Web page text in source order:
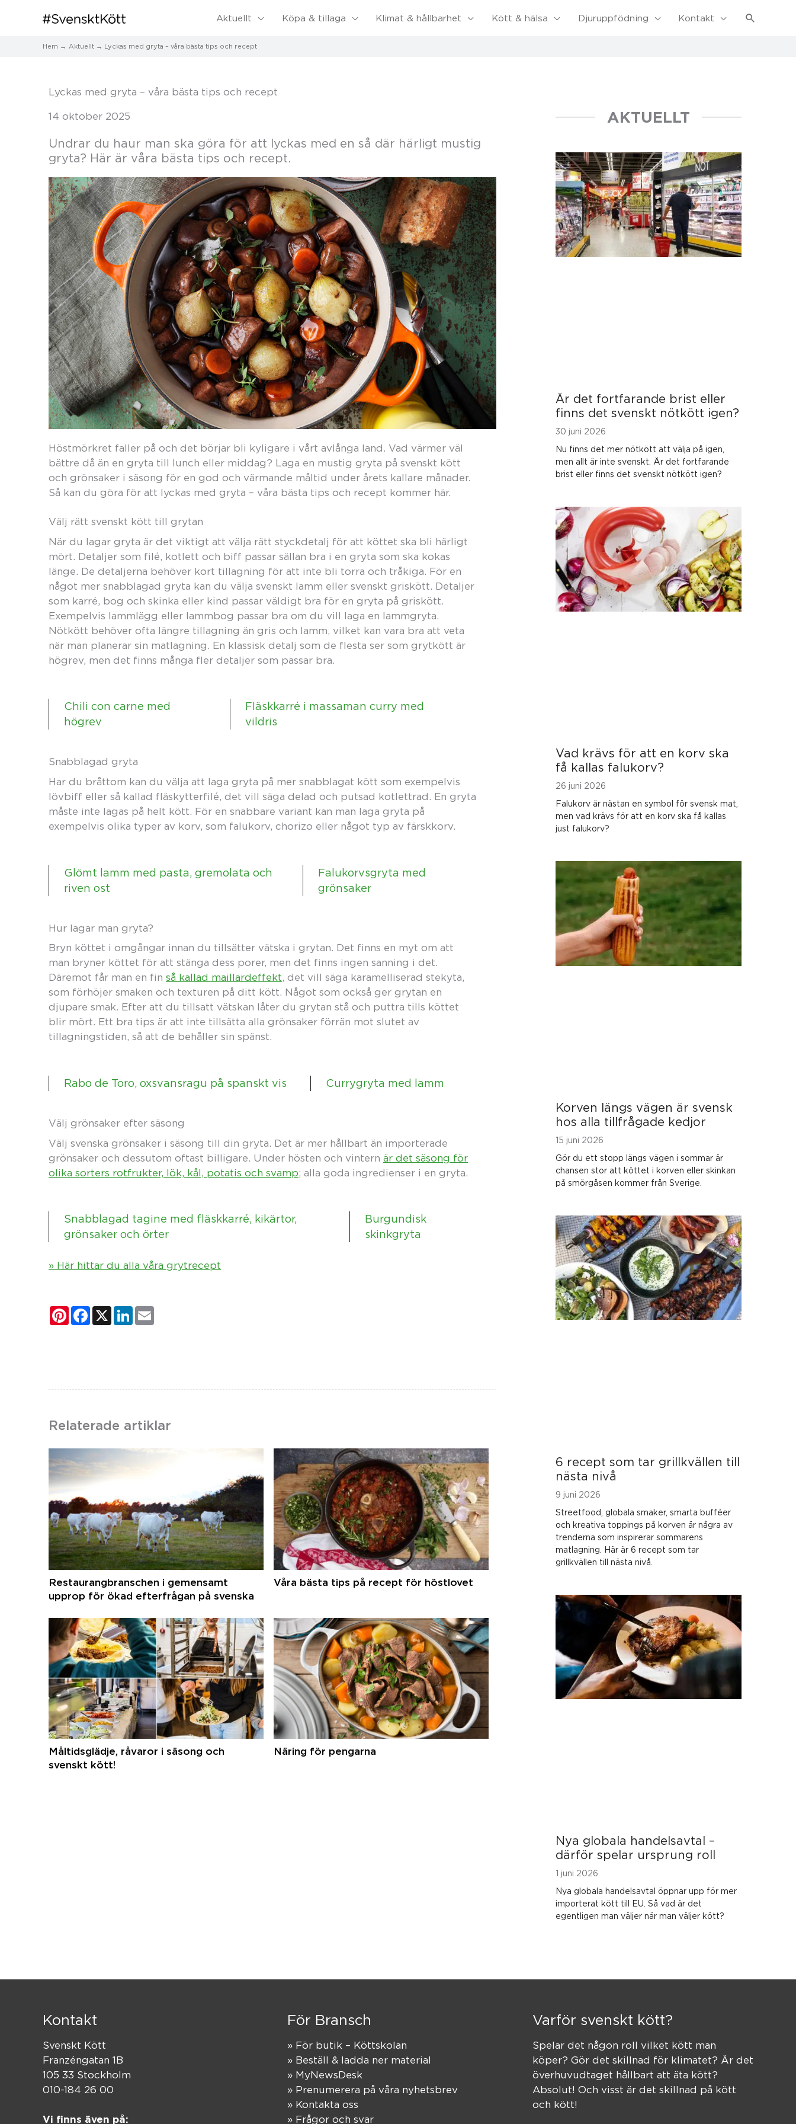
Aktuellt Köpa & tillaga Klimat & hållbarhet Kött & hälsa Djuruppfödning Kontakt Sök
Hem Aktuellt Lyckas med gryta – våra bästa tips och recept
Lyckas med gryta – våra bästa tips och recept
14 oktober 2025
Undrar du haur man ska göra för att lyckas med en så där härligt mustig
gryta? Här är våra bästa tips och recept.
Höstmörkret faller på och det börjar bli kyligare i vårt avlånga land. Vad värmer väl
bättre då än en gryta till lunch eller middag? Laga en mustig gryta på svenskt kött
och grönsaker i säsong för en god och värmande måltid under årets kallare månader.
Så kan du göra för att lyckas med gryta – våra bästa tips och recept kommer här.
Välj rätt svenskt kött till grytan
När du lagar gryta är det viktigt att välja rätt styckdetalj för att köttet ska bli härligt
mört. Detaljer som filé, kotlett och biff passar sällan bra i en gryta som ska kokas
länge. De detaljerna behöver kort tillagning för att inte bli torra och tråkiga. För en
något mer snabblagad gryta kan du välja svenskt lamm eller svenskt griskött. Detaljer
som karré, bog och skinka eller kind passar väldigt bra för en gryta på griskött.
Exempelvis lammlägg eller lammbog passar bra om du vill laga en lammgryta.
Nötkött behöver ofta längre tillagning än gris och lamm, vilket kan vara bra att veta
när man planerar sin matlagning. En klassisk detalj som de flesta ser som grytkött är
högrev, men det finns många fler detaljer som passar bra.
Chili con carne med
högrev
Fläskkarré i massaman curry med
vildris
Snabblagad gryta
Har du bråttom kan du välja att laga gryta på mer snabblagat kött som exempelvis
lövbiff eller så kallad fläskytterfilé, det vill säga delad och putsad kotlettrad. En gryta
måste inte lagas på helt kött. För en snabbare variant kan man laga gryta på
exempelvis olika typer av korv, som falukorv, chorizo eller något typ av färskkorv.
Glömt lamm med pasta, gremolata och
riven ost
Falukorvsgryta med
grönsaker
Hur lagar man gryta?
Bryn köttet i omgångar innan du tillsätter vätska i grytan. Det finns en myt om att
man bryner köttet för att stänga dess porer, men det finns ingen sanning i det.
Däremot får man en fin så kallad maillardeffekt, det vill säga karamelliserad stekyta,
som förhöjer smaken och texturen på ditt kött. Något som också ger grytan en
djupare smak. Efter att du tillsatt vätskan låter du grytan stå och puttra tills köttet
blir mört. Ett bra tips är att inte tillsätta alla grönsaker förrän mot slutet av
tillagningstiden, så att de behåller sin spänst.
Rabo de Toro, oxsvansragu på spanskt vis Currygryta med lamm
Välj grönsaker efter säsong
Välj svenska grönsaker i säsong till din gryta. Det är mer hållbart än importerade
grönsaker och dessutom oftast billigare. Under hösten och vintern är det säsong för
olika sorters rotfrukter, lök, kål, potatis och svamp; alla goda ingredienser i en gryta.
Snabblagad tagine med fläskkarré, kikärtor,
grönsaker och örter
Burgundisk
skinkgryta
» Här hittar du alla våra grytrecept
PinterestFacebook
X LinkedIn
Relaterade artiklar
Restaurangbranschen i gemensamt
upprop för ökad efterfrågan på svenska
Våra bästa tips på recept för höstlovet
Måltidsglädje, råvaror i säsong och
svenskt kött!
Näring för pengarna
AKTUELLT
Är det fortfarande brist eller
finns det svenskt nötkött igen?
30 juni 2026
Nu finns det mer nötkött att välja på igen,
men allt är inte svenskt. Är det fortfarande
brist eller finns det svenskt nötkött igen?
Vad krävs för att en korv ska
få kallas falukorv?
26 juni 2026
Falukorv är nästan en symbol för svensk mat,
men vad krävs för att en korv ska få kallas
just falukorv?
Korven längs vägen är svensk
hos alla tillfrågade kedjor
15 juni 2026
Gör du ett stopp längs vägen i sommar är
chansen stor att köttet i korven eller skinkan
på smörgåsen kommer från Sverige.
6 recept som tar grillkvällen till
nästa nivå
9 juni 2026
Streetfood, globala smaker, smarta bufféer
och kreativa toppings på korven är några av
trenderna som inspirerar sommarens
matlagning. Här är 6 recept som tar
grillkvällen till nästa nivå.
Nya globala handelsavtal –
därför spelar ursprung roll
1 juni 2026
Nya globala handelsavtal öppnar upp för mer
importerat kött till EU. Så vad är det
egentligen man väljer när man väljer kött?
Kontakt
Svenskt Kött
Franzéngatan 1B
105 33 Stockholm
010-184 26 00
Vi finns även på:
För Bransch
» För butik – Köttskolan
» Beställ & ladda ner material
» MyNewsDesk
» Prenumerera på våra nyhetsbrev
» Kontakta oss
» Frågor och svar
Varför svenskt kött?
Spelar det någon roll vilket kött man
köper? Gör det skillnad för klimatet? Är det
överhuvudtaget hållbart att äta kött?
Absolut! Och visst är det skillnad på kött
och kött!